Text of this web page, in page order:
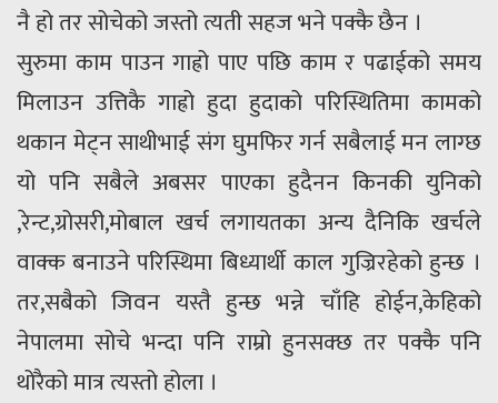
नै हो तर सोचेको जस्तो त्यती सहज भने पक्कै छैन ।
सुरुमा काम पाउन गाह्रो पाए पछि काम र पढाईको समय
मिलाउन उत्तिकै गाह्रो हुदा हुदाको परिस्थितिमा कामको
थकान मेट्न साथीभाई संग घुमफिर गर्न सबैलाई मन लाग्छ
यो पनि सबैले अबसर पाएका हुदैनन किनकी युनिको
,रेन्ट,ग्रोसरी,मोबाल खर्च लगायतका अन्य दैनिकि खर्चले
वाक्क बनाउने परिस्थिमा बिध्यार्थी काल गुज्रिरहेको हुन्छ ।
तर,सबैको जिवन यस्तै हुन्छ भन्ने चाँहि होईन,केहिको
नेपालमा सोचे भन्दा पनि राम्रो हुनसक्छ तर पक्कै पनि
थोरैको मात्र त्यस्तो होला ।